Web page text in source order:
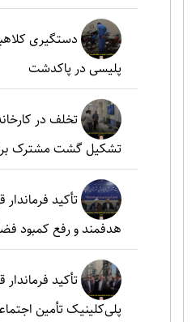
دستگیری
پلیسی در پاکدشت
تخلف در
تشکیل گشت مشترک
تأکید
هدفمند و رفع کمبود
تأکید
پلی‌کلینیک تأمین